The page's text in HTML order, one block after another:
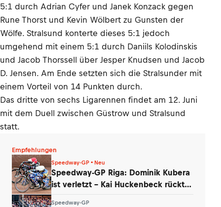
5:1 durch Adrian Cyfer und Janek Konzack gegen
Rune Thorst und Kevin Wölbert zu Gunsten der
Wölfe. Stralsund konterte dieses 5:1 jedoch
umgehend mit einem 5:1 durch Daniils Kolodinskis
und Jacob Thorssell über Jesper Knudsen und Jacob
D. Jensen. Am Ende setzten sich die Stralsunder mit
einem Vorteil von 14 Punkten durch.
Das dritte von sechs Ligarennen findet am 12. Juni
mit dem Duell zwischen Güstrow und Stralsund
statt.
Empfehlungen
Speedway-GP • Neu
Speedway-GP Riga: Dominik Kubera
ist verletzt – Kai Huckenbeck rückt
Speedway-GP